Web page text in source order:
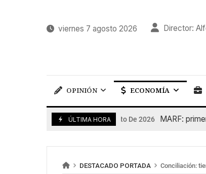
viernes 7 agosto 2026 Director:
OPINIÓN ECONOMÍA
ÚLTIMA HORA
7 De Agosto De 2026 MARF: primera
DESTACADO PORTADA Conciliación: